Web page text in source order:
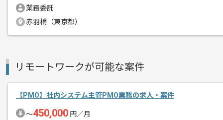
業務委託
赤羽橋（東京都）
リモートワークが可能な案件
【PMO】社内システム主管PMO業務の求人・案件
〜450,000 円／月